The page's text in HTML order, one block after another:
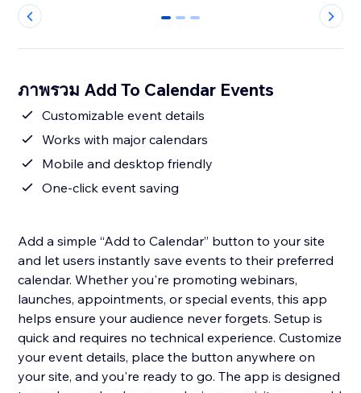
0 1 2
ภาพรวม Add To Calendar Events
Customizable event details
Works with major calendars
Mobile and desktop friendly
One-click event saving
Add a simple “Add to Calendar” button to your site
and let users instantly save events to their preferred
calendar. Whether you're promoting webinars,
launches, appointments, or special events, this app
helps ensure your audience never forgets. Setup is
quick and requires no technical experience. Customize
your event details, place the button anywhere on
your site, and you're ready to go. The app is designed